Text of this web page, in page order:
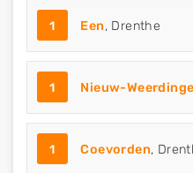
1 Een, Drenthe
1 Nieuw-Weerdinge
1 Coevorden,